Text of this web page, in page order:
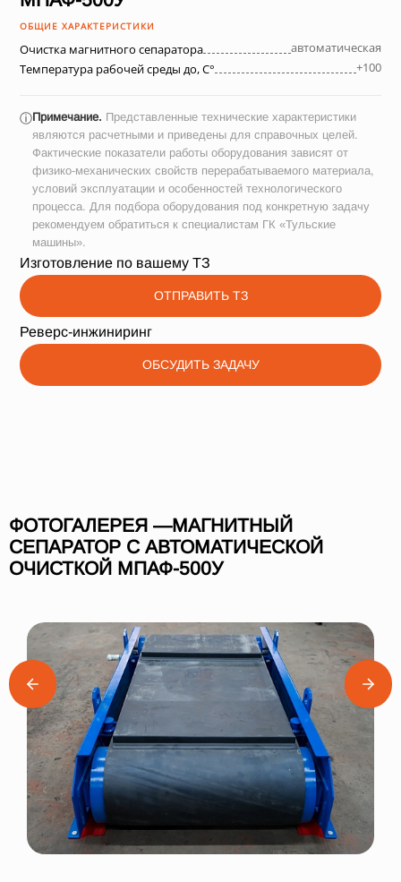
ОБЩИЕ ХАРАКТЕРИСТИКИ
Очистка магнитного сепаратора
автоматическая
Температура рабочей среды до, С°
+100
ⓘПримечание. Представленные технические характеристики
являются расчетными и приведены для справочных целей.
Фактические показатели работы оборудования зависят от
физико-механических свойств перерабатываемого материала,
условий эксплуатации и особенностей технологического
процесса. Для подбора оборудования под конкретную задачу
рекомендуем обратиться к специалистам ГК «Тульские
машины».
Изготовление по вашему ТЗ
ОТПРАВИТЬ ТЗ
Реверс-инжиниринг
ОБСУДИТЬ ЗАДАЧУ
ФОТОГАЛЕРЕЯ —МАГНИТНЫЙ
СЕПАРАТОР С АВТОМАТИЧЕСКОЙ
ОЧИСТКОЙ МПАФ-500У